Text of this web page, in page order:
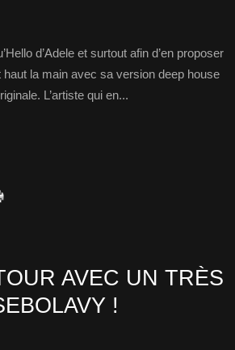
d’Adele et surtout afin d’en proposer
la main avec sa version deep house
L’artiste qui en...
AVEC UN TRÈS
!